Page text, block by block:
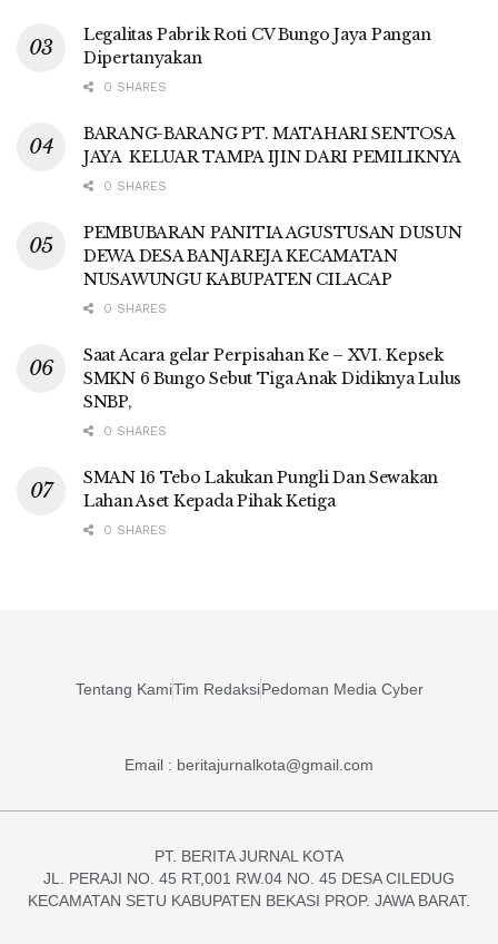
Legalitas Pabrik Roti CV Bungo Jaya Pangan
Dipertanyakan
0 SHARES
BARANG-BARANG PT. MATAHARI SENTOSA
JAYA KELUAR TAMPA IJIN DARI PEMILIKNYA
0 SHARES
PEMBUBARAN PANITIA AGUSTUSAN DUSUN
DEWA DESA BANJAREJA KECAMATAN
NUSAWUNGU KABUPATEN CILACAP
0 SHARES
Saat Acara gelar Perpisahan Ke – XVI. Kepsek
SMKN 6 Bungo Sebut Tiga Anak Didiknya Lulus
SNBP,
0 SHARES
SMAN 16 Tebo Lakukan Pungli Dan Sewakan
Lahan Aset Kepada Pihak Ketiga
0 SHARES
Tentang KamiTim RedaksiPedoman Media Cyber
Email : beritajurnalkota@gmail.com
PT. BERITA JURNAL KOTA
JL. PERAJI NO. 45 RT,001 RW.04 NO. 45 DESA CILEDUG
KECAMATAN SETU KABUPATEN BEKASI PROP. JAWA BARAT.